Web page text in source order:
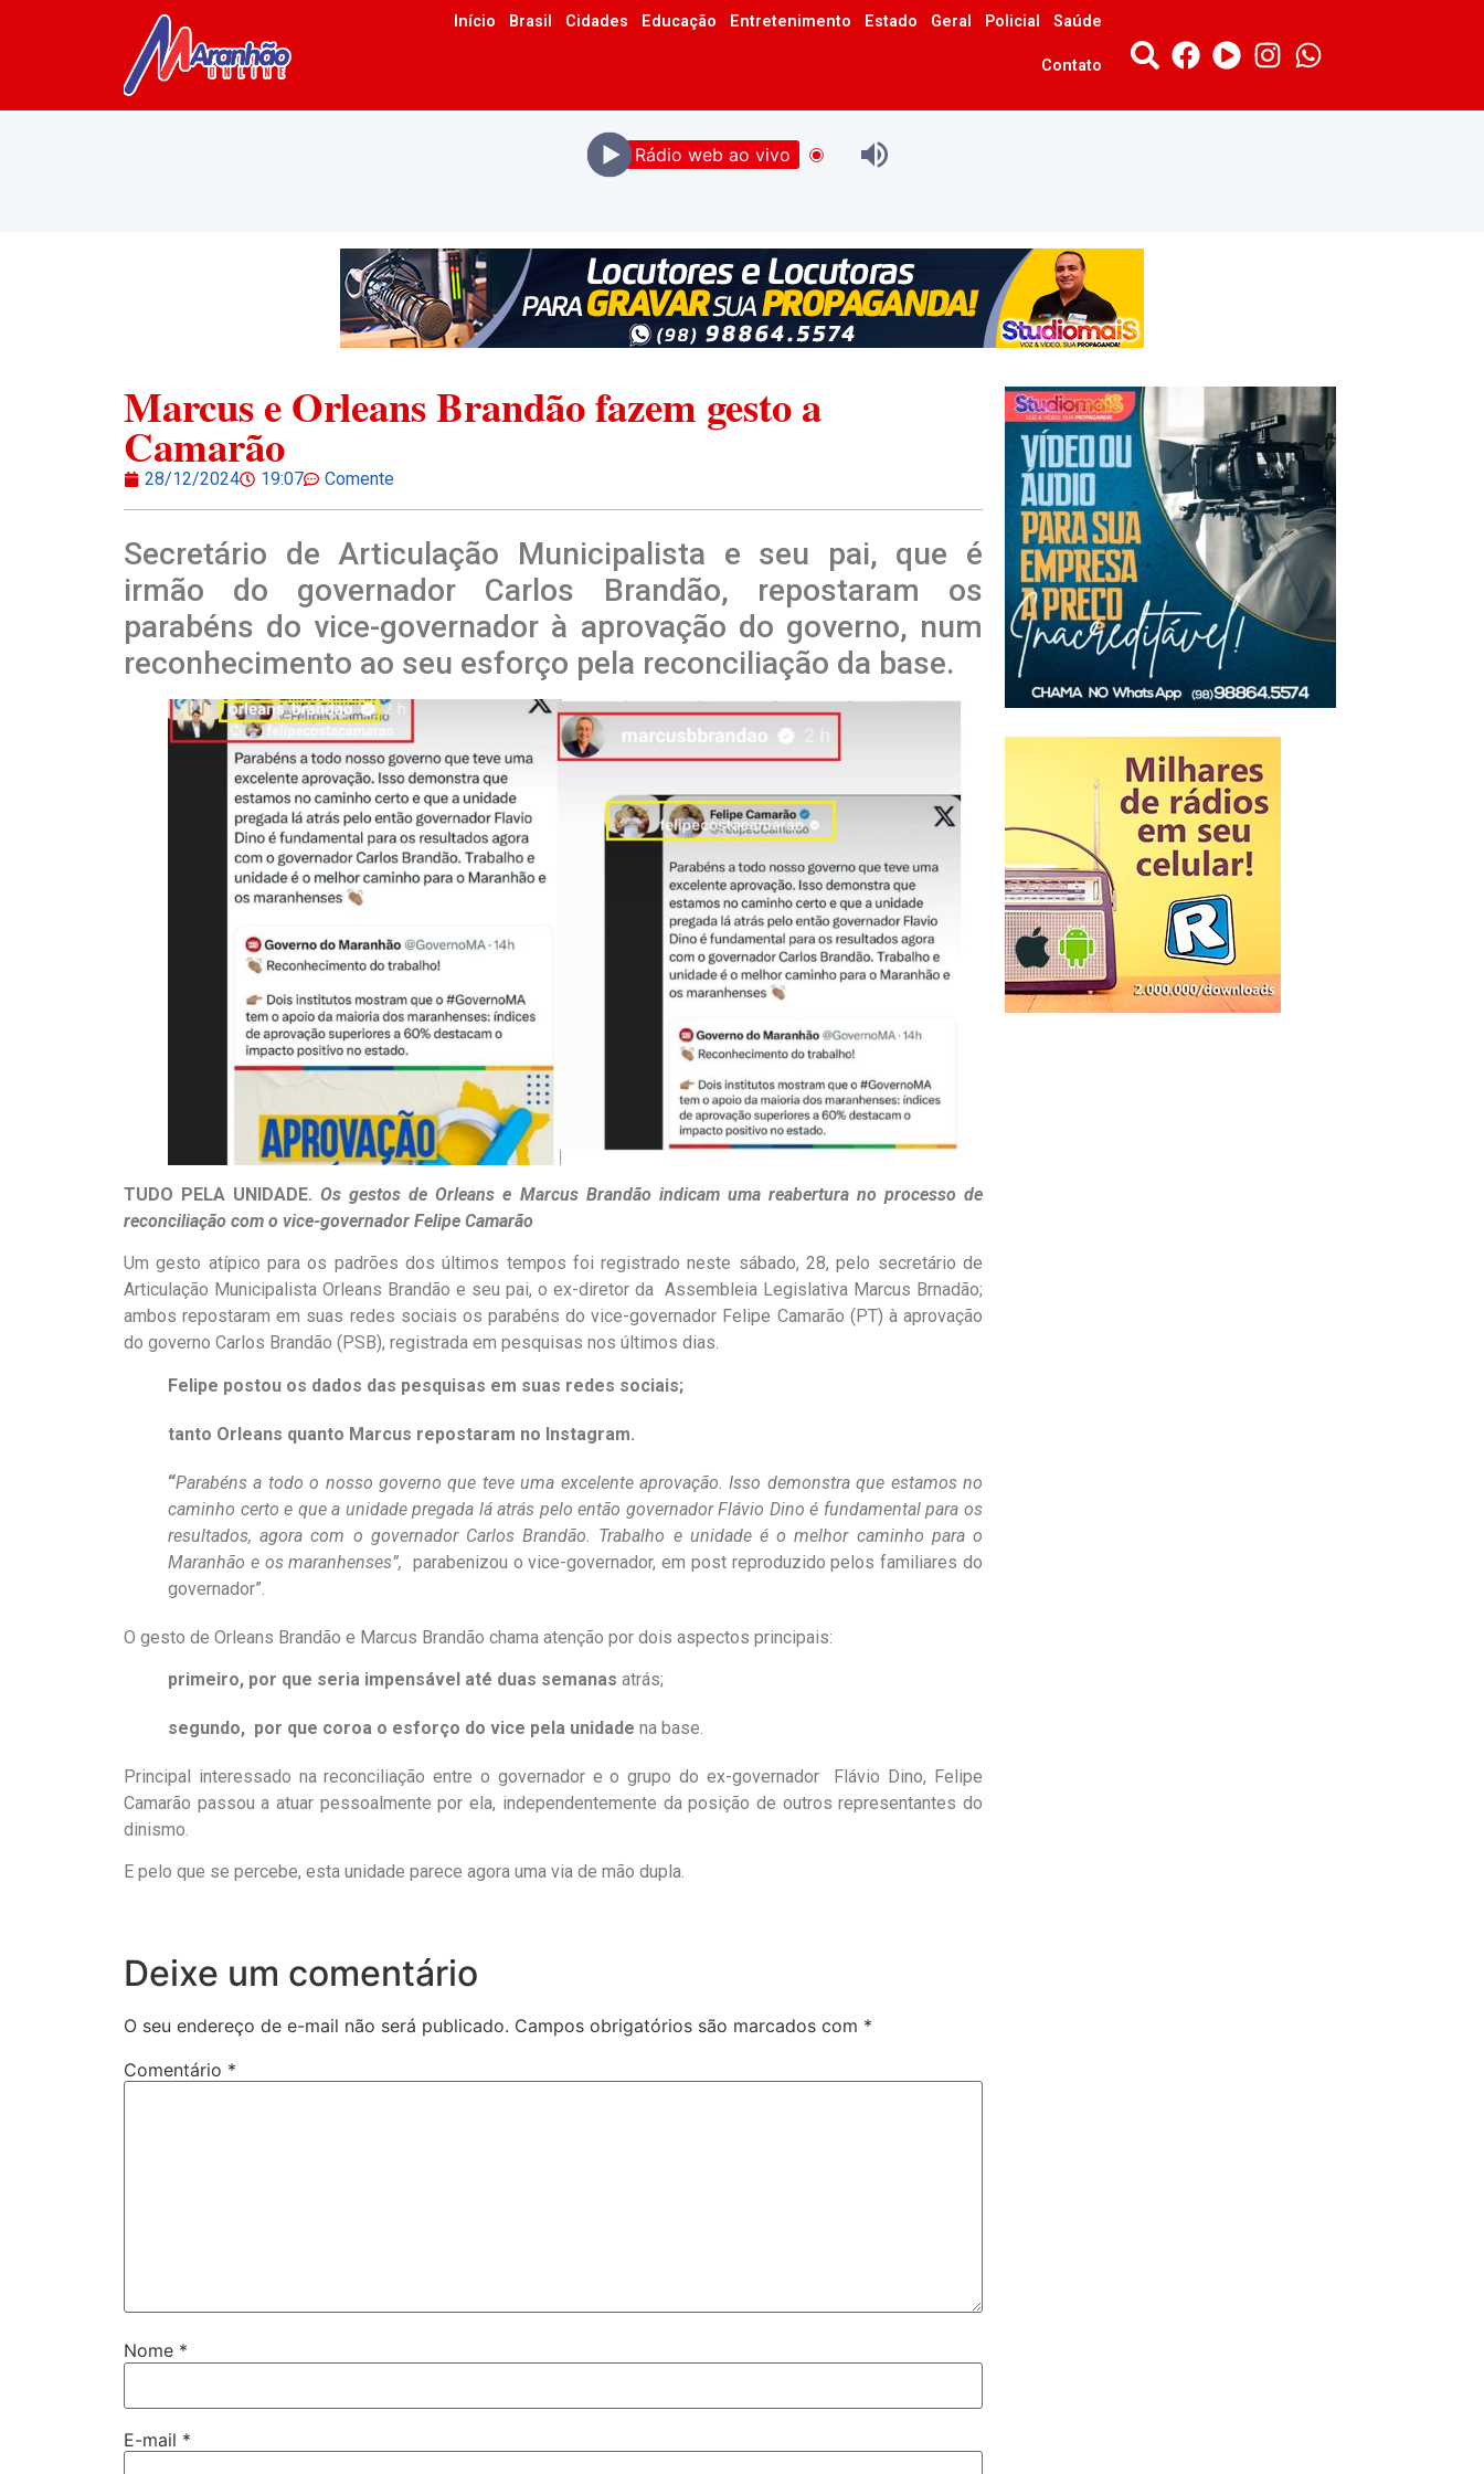
Início Brasil Cidades Educação Entretenimento Estado Geral Policial Saúde
Contato
Rádio web ao vivo
Marcus e Orleans Brandão fazem gesto a
Camarão
28/12/2024 19:07 Comente
Secretário de Articulação Municipalista e seu pai, que é
irmão do governador Carlos Brandão, repostaram os
parabéns do vice-governador à aprovação do governo, num
reconhecimento ao seu esforço pela reconciliação da base.
TUDO PELA UNIDADE.Os gestos de Orleans e Marcus Brandão indicam uma reabertura no processo de
reconciliação com o vice-governador Felipe Camarão
Um gesto atípico para os padrões dos últimos tempos foi registrado neste sábado, 28, pelo secretário de
Articulação Municipalista Orleans Brandão e seu pai, o ex-diretor da Assembleia Legislativa Marcus Brnadão;
ambos repostaram em suas redes sociais os parabéns do vice-governador Felipe Camarão (PT) à aprovação
do governo Carlos Brandão (PSB), registrada em pesquisas nos últimos dias.
Felipe postou os dados das pesquisas em suas redes sociais;
tanto Orleans quanto Marcus repostaram no Instagram.
“Parabéns a todo o nosso governo que teve uma excelente aprovação. Isso demonstra que estamos no
caminho certo e que a unidade pregada lá atrás pelo então governador Flávio Dino é fundamental para os
resultados, agora com o governador Carlos Brandão. Trabalho e unidade é o melhor caminho para o
Maranhão e os maranhenses”, parabenizou o vice-governador, em post reproduzido pelos familiares do
governador”.
O gesto de Orleans Brandão e Marcus Brandão chama atenção por dois aspectos principais:
primeiro, por que seria impensável até duas semanas atrás;
segundo, por que coroa o esforço do vice pela unidade na base.
Principal interessado na reconciliação entre o governador e o grupo do ex-governador Flávio Dino, Felipe
Camarão passou a atuar pessoalmente por ela, independentemente da posição de outros representantes do
dinismo.
E pelo que se percebe, esta unidade parece agora uma via de mão dupla.
Deixe um comentário
O seu endereço de e-mail não será publicado. Campos obrigatórios são marcados com *
Comentário *
Nome *
E-mail *